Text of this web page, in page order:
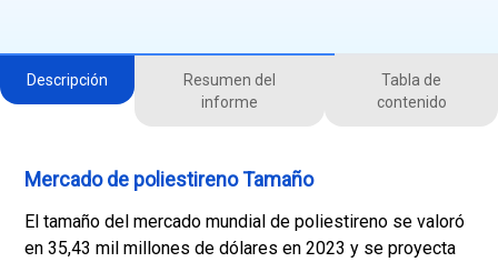
Descripción
Resumen del
informe
Tabla de
contenido
Mercado de poliestireno Tamaño
El tamaño del mercado mundial de poliestireno se valoró
en 35,43 mil millones de dólares en 2023 y se proyecta